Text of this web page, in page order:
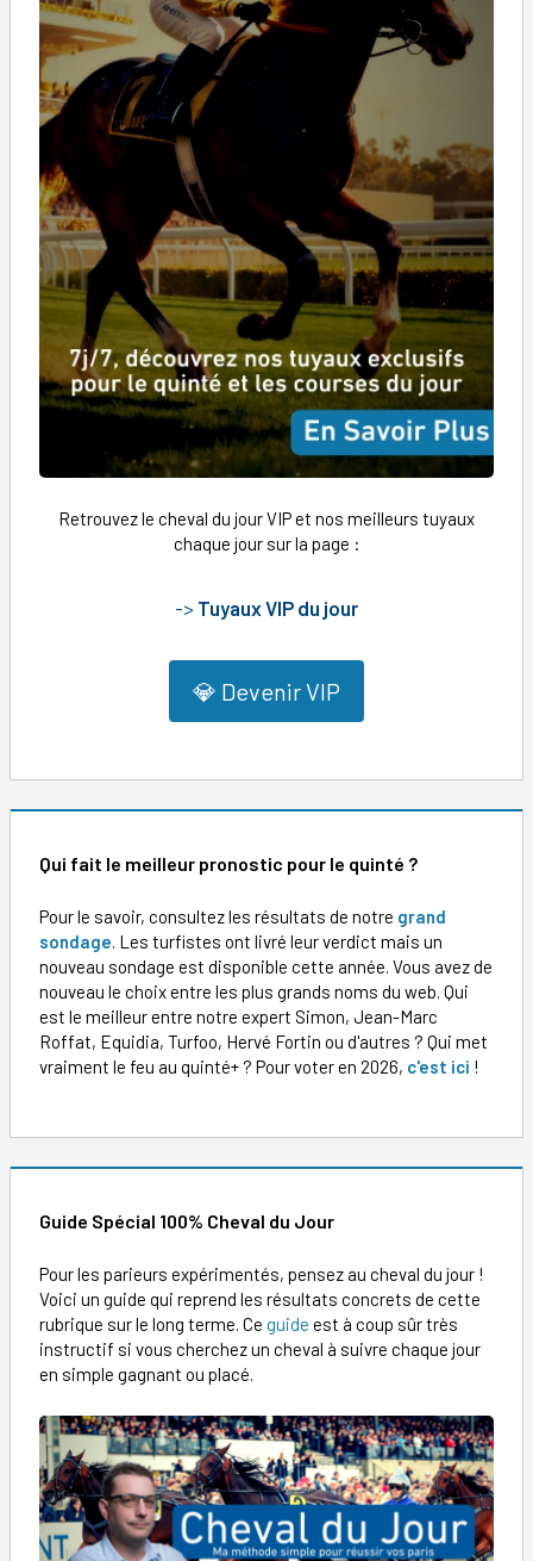
Retrouvez le cheval du jour VIP et nos meilleurs tuyaux
chaque jour sur la page :
-> Tuyaux VIP du jour
💎 Devenir VIP
Qui fait le meilleur pronostic pour le quinté ?
Pour le savoir, consultez les résultats de notre grand
sondage. Les turfistes ont livré leur verdict mais un
nouveau sondage est disponible cette année. Vous avez de
nouveau le choix entre les plus grands noms du web. Qui
est le meilleur entre notre expert Simon, Jean-Marc
Roffat, Equidia, Turfoo, Hervé Fortin ou d'autres ? Qui met
vraiment le feu au quinté+ ? Pour voter en 2026, c'est ici !
Guide Spécial 100% Cheval du Jour
Pour les parieurs expérimentés, pensez au cheval du jour !
Voici un guide qui reprend les résultats concrets de cette
rubrique sur le long terme. Ce guide est à coup sûr très
instructif si vous cherchez un cheval à suivre chaque jour
en simple gagnant ou placé.